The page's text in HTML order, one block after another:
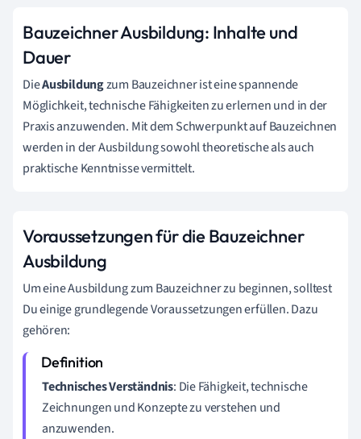
Bauzeichner Ausbildung: Inhalte und
Dauer
DieAusbildungzum Bauzeichner ist eine spannende
Möglichkeit, technische Fähigkeiten zu erlernen und in der
Praxis anzuwenden. Mit dem Schwerpunkt auf Bauzeichnen
werden in der Ausbildung sowohl theoretische als auch
praktische Kenntnisse vermittelt.
Voraussetzungen für die Bauzeichner
Ausbildung
Um eine Ausbildung zum Bauzeichner zu beginnen, solltest
Du einige grundlegende Voraussetzungen erfüllen. Dazu
gehören:
Technisches Verständnis: Die Fähigkeit, technische
Zeichnungen und Konzepte zu verstehen und
anzuwenden.